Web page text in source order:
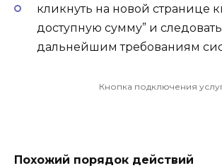
кликнуть на новой странице
доступную сумму” и следовать
дальнейшим требованиям
Кнопка подключения
Похожий порядок действий